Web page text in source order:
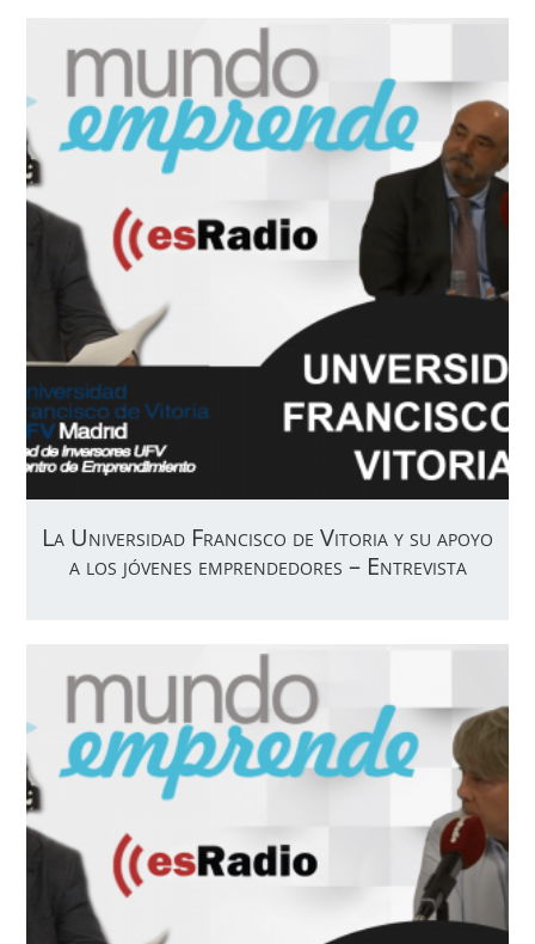
La Universidad Francisco de Vitoria y su apoyo
a los jóvenes emprendedores – Entrevista